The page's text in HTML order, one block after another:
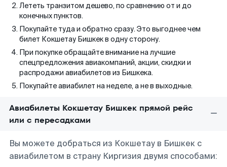
Лететь транзитом дешево, по сравнению от и до
конечных пунктов.
Покупайте туда и обратно сразу. Это выгоднее чем
билет Кокшетау Бишкек в одну сторону.
При покупке обращайте внимание на лучшие
спецпредложения авиакомпаний, акции, скидки и
распродажи авиабилетов из Бишкека.
Покупайте авиабилет на неделе, а не в выходные.
Авиабилеты Кокшетау Бишкек прямой рейс
или с пересадками
Вы можете добраться из Кокшетау в Бишкек с
авиабилетом в страну Киргизия двумя способами: